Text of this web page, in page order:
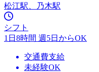
松江駅、乃木駅
シフト
1日8時間 週5日からOK
交通費支給
未経験OK